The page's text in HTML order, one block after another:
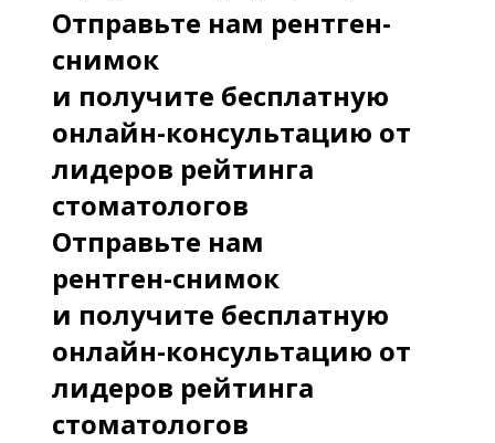
Отправьте нам рентген-
снимок
и получите бесплатную
онлайн-консультацию от
лидеров рейтинга
стоматологов
Отправьте нам
рентген-снимок
и получите бесплатную
онлайн-консультацию от
лидеров рейтинга
стоматологов